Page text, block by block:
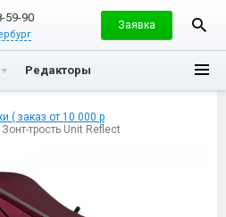
59-90
Заявка
Редакторы
( заказ от 10 000 р
трость Unit Reflect